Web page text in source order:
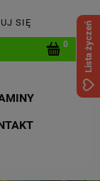
SIĘ Lista życzeń